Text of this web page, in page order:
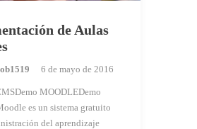
de Aulas
6 de mayo de 2016
MOODLEDemo
es un sistema gratuito
del aprendizaje